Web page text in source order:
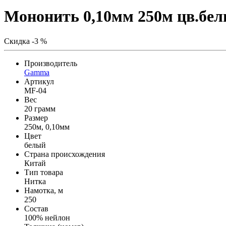
Мононить 0,10мм 250м
Скидка -3 %
Производитель
Gamma
Артикул
MF-04
Вес
20 грамм
Размер
250м, 0,10мм
Цвет
белый
Страна происхождения
Китай
Тип товара
Нитка
Намотка, м
250
Состав
100% нейлон